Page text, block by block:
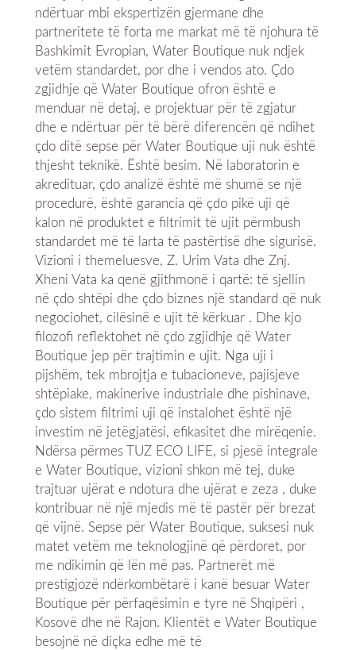
ndërtuar mbi ekspertizën gjermane dhe
partneritete të forta me markat më të njohura të
Bashkimit Evropian, Water Boutique nuk ndjek
vetëm standardet, por dhe i vendos ato. Çdo
zgjidhje që Water Boutique ofron është e
menduar në detaj, e projektuar për të zgjatur
dhe e ndërtuar për të bërë diferencën që ndihet
çdo ditë sepse për Water Boutique uji nuk është
thjesht teknikë. Është besim. Në laboratorin e
akredituar, çdo analizë është më shumë se një
procedurë, është garancia që çdo pikë uji që
kalon në produktet e filtrimit të ujit përmbush
standardet më të larta të pastërtisë dhe sigurisë.
Vizioni i themeluesve, Z. Urim Vata dhe Znj.
Xheni Vata ka qenë gjithmonë i qartë: të sjellin
në çdo shtëpi dhe çdo biznes një standard që nuk
negociohet, cilësinë e ujit të kërkuar . Dhe kjo
filozofi reflektohet në çdo zgjidhje që Water
Boutique jep për trajtimin e ujit. Nga uji i
pijshëm, tek mbrojtja e tubacioneve, pajisjeve
shtëpiake, makinerive industriale dhe pishinave,
çdo sistem filtrimi uji që instalohet është një
investim në jetëgjatësi, efikasitet dhe mirëqenie.
Ndërsa përmes TUZ ECO LIFE, si pjesë integrale
e Water Boutique, vizioni shkon më tej, duke
trajtuar ujërat e ndotura dhe ujërat e zeza , duke
kontribuar në një mjedis më të pastër për brezat
që vijnë. Sepse për Water Boutique, suksesi nuk
matet vetëm me teknologjinë që përdoret, por
me ndikimin që lën më pas. Partnerët më
prestigjozë ndërkombëtarë i kanë besuar Water
Boutique për përfaqësimin e tyre në Shqipëri ,
Kosovë dhe në Rajon. Klientët e Water Boutique
besojnë në diçka edhe më të